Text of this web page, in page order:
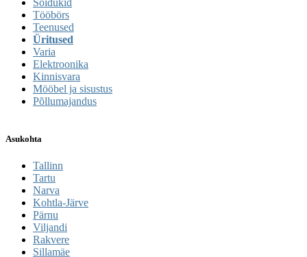
Sõidukid
Tööbörs
Teenused
Üritused
Varia
Elektroonika
Kinnisvara
Mööbel ja sisustus
Põllumajandus
Asukohta
Tallinn
Tartu
Narva
Kohtla-Järve
Pärnu
Viljandi
Rakvere
Sillamäe